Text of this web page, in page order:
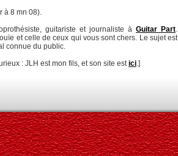
à 8 mn 08).
guitariste et journaliste à Guitar Part.
et celle de ceux qui vous sont chers. Le sujet est
connue du public.
: JLH est mon fils, et son site estici.]